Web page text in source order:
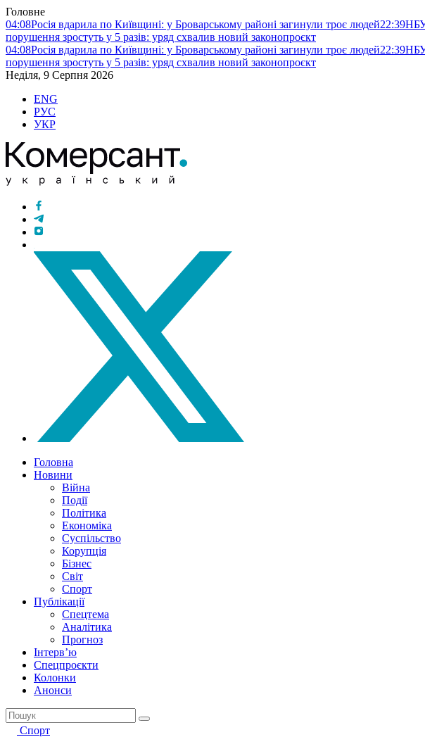
Головне
04:08Росія вдарила по Київщині: у Броварському районі загинули троє людей22:39НБУ
порушення зростуть у 5 разів: уряд схвалив новий законопроєкт
04:08Росія вдарила по Київщині: у Броварському районі загинули троє людей22:39НБУ
порушення зростуть у 5 разів: уряд схвалив новий законопроєкт
Неділя, 9 Серпня 2026
ENG
РУС
УКР
Головна
Новини
Війна
Події
Політика
Економіка
Суспільство
Корупція
Бізнес
Світ
Спорт
Публікації
Спецтема
Аналітика
Прогноз
Інтерв’ю
Спецпроєкти
Колонки
Анонси
Спорт